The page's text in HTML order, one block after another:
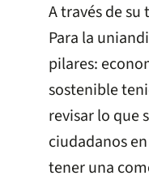
A través de
Para la
pilares:
sostenible
revisar lo que
ciudadanos
tener una